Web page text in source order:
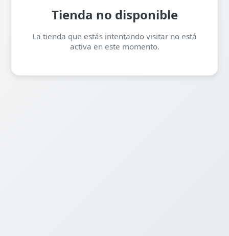
Tienda no disponible
La tienda que estás intentando visitar no está
activa en este momento.